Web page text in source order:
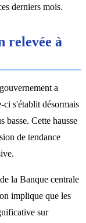
derniers mois.
relevée à
a
s'établit désormais
basse. Cette hausse
de tendance
la Banque centrale
implique que les
sur